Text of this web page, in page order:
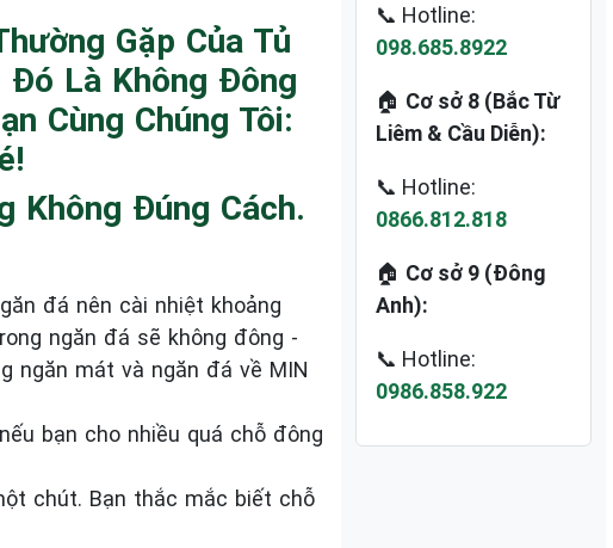
Gặp Của Tủ
Đó Là Không Đông
Cùng Chúng Tôi:
Không Đúng Cách.
đá nên cài nhiệt khoảng
ngăn đá sẽ không đông -
ngăn mát và ngăn đá về MIN
bạn cho nhiều quá chỗ đông
chút. Bạn thắc mắc biết chỗ
📞 Hotline:
098.685.8922
🏠 Cơ sở 8 (Bắc Từ
Liêm & Cầu Diễn):
📞 Hotline:
0866.812.818
🏠 Cơ sở 9 (Đông
Anh):
📞 Hotline:
0986.858.922